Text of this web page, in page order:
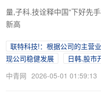
量,子科.技诠释中国“下好先
新高
联特科技!：根据公司的主营
现公司稳健发展
日韩.股市
中青网 2026-05-01 01:59:13